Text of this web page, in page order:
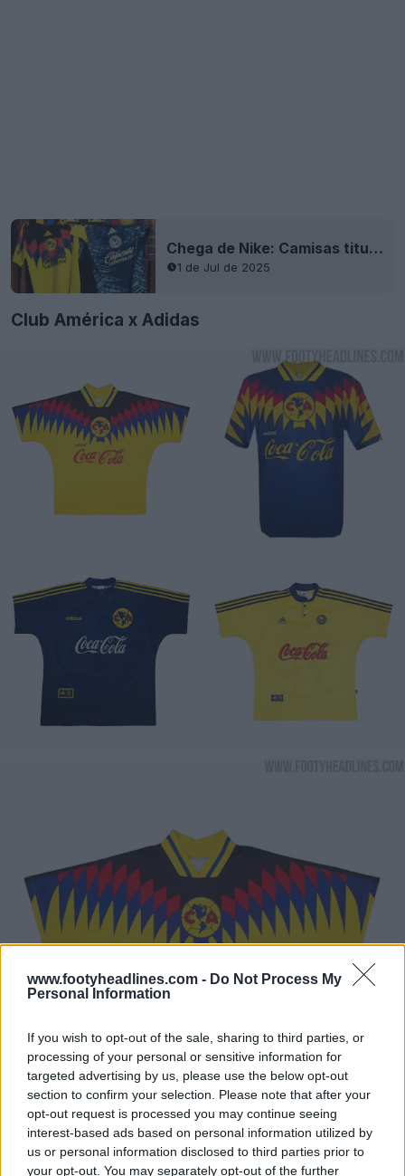
www.footyheadlines.com - Do Not Process My
Personal Information
If you wish to opt-out of the sale, sharing to third parties, or
processing of your personal or sensitive information for
targeted advertising by us, please use the below opt-out
section to confirm your selection. Please note that after your
opt-out request is processed you may continue seeing
interest-based ads based on personal information utilized by
us or personal information disclosed to third parties prior to
your opt-out. You may separately opt-out of the further
Chega de Nike: Camisas titular e reserva do Club América 25-26 divulgadas + terceira camisa vaza
1 de Jul de 2025
Club América x Adidas